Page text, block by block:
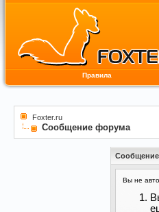
Правила
Foxter.ru
Сообщение форума
Вы не